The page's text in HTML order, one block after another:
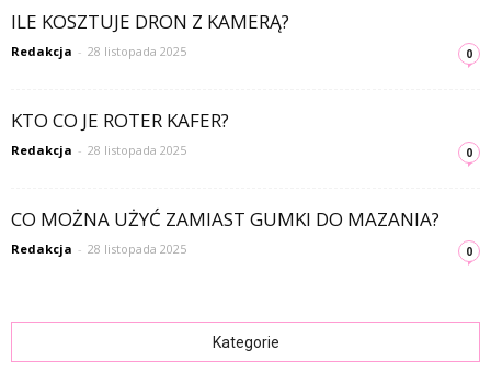
ILE KOSZTUJE DRON Z KAMERĄ?
Redakcja - 28 listopada 2025 0
KTO CO JE ROTER KAFER?
Redakcja - 28 listopada 2025 0
CO MOŻNA UŻYĆ ZAMIAST GUMKI DO MAZANIA?
Redakcja - 28 listopada 2025 0
Kategorie